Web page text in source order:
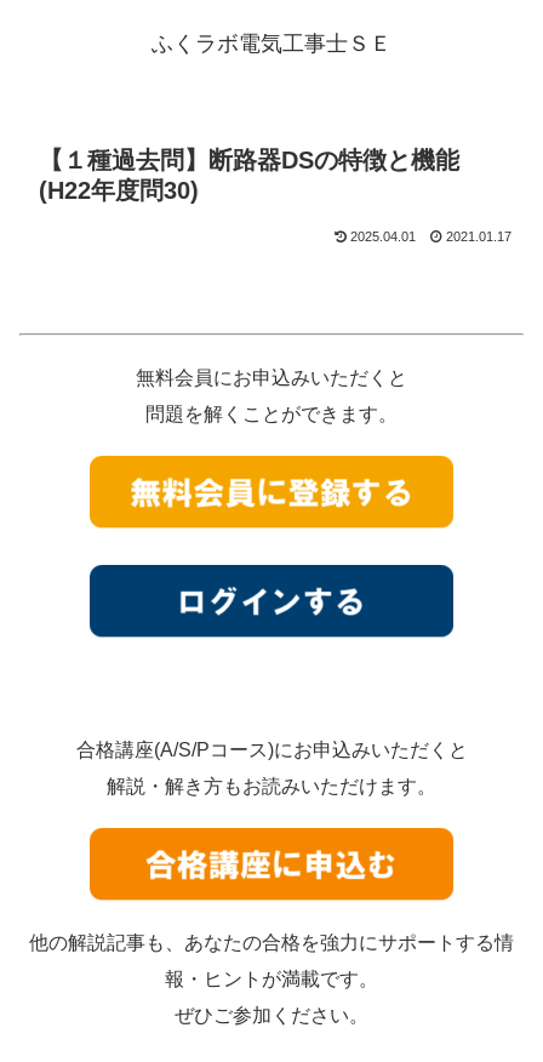
ふくラボ電気工事士ＳＥ
【１種過去問】断路器DSの特徴と機能
(H22年度問30)
2025.04.01 2021.01.17
無料会員にお申込みいただくと
問題を解くことができます。
合格講座(A/S/Pコース)にお申込みいただくと
解説・解き方もお読みいただけます。
他の解説記事も、あなたの合格を強力にサポートする情
報・ヒントが満載です。
ぜひご参加ください。